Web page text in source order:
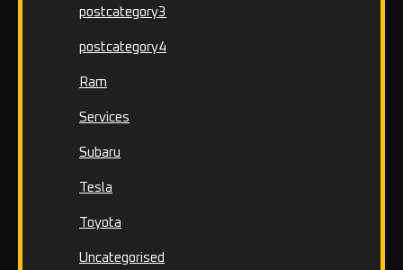
postcategory3
postcategory4
Ram
Services
Subaru
Tesla
Toyota
Uncategorised